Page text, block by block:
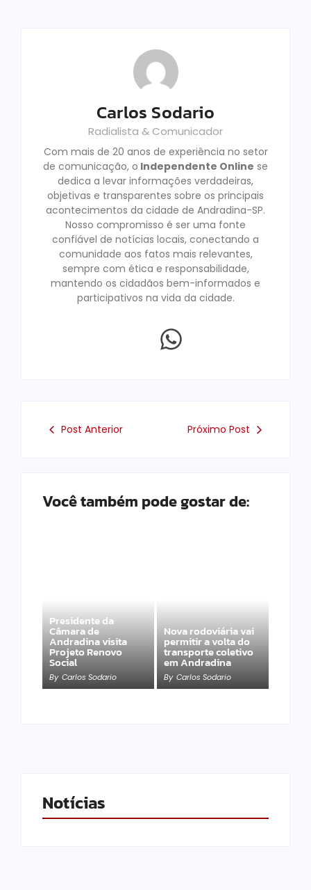
Carlos Sodario
Radialista & Comunicador
Com mais de 20 anos de experiência no setor
de comunicação, o Independente Online se
dedica a levar informações verdadeiras,
objetivas e transparentes sobre os principais
acontecimentos da cidade de Andradina-SP.
Nosso compromisso é ser uma fonte
confiável de notícias locais, conectando a
comunidade aos fatos mais relevantes,
sempre com ética e responsabilidade,
mantendo os cidadãos bem-informados e
participativos na vida da cidade.
Post Anterior Próximo Post
Você também pode gostar de:
Presidente da
Câmara de
Andradina visita
Projeto Renovo
Social
By Carlos Sodario
Nova rodoviária vai
permitir a volta do
transporte coletivo
em Andradina
By Carlos Sodario
Notícias